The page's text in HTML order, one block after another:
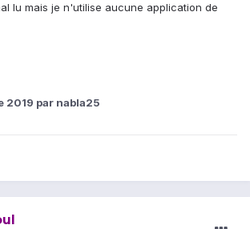
lu mais je n'utilise aucune application de
2019 par nabla25